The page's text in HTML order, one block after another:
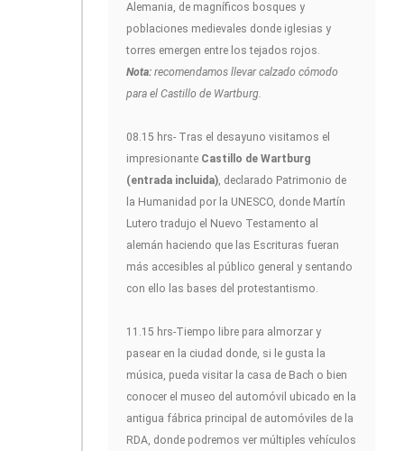
Alemania, de magníficos bosques y
poblaciones medievales donde iglesias y
torres emergen entre los tejados rojos.
Nota: recomendamos llevar calzado cómodo
para el Castillo de Wartburg.
08.15 hrs- Tras el desayuno visitamos el
impresionante Castillo de Wartburg
(entrada incluida), declarado Patrimonio de
la Humanidad por la UNESCO, donde Martín
Lutero tradujo el Nuevo Testamento al
alemán haciendo que las Escrituras fueran
más accesibles al público general y sentando
con ello las bases del protestantismo.
11.15 hrs-Tiempo libre para almorzar y
pasear en la ciudad donde, si le gusta la
música, pueda visitar la casa de Bach o bien
conocer el museo del automóvil ubicado en la
antigua fábrica principal de automóviles de la
RDA, donde podremos ver múltiples vehículos